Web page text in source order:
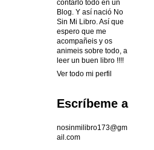
contarlo todo en un
Blog. Y así nació No
Sin Mi Libro. Así que
espero que me
acompañeis y os
animeis sobre todo, a
leer un buen libro !!!!
Ver todo mi perfil
Escríbeme a
nosinmilibro173@gm
ail.com